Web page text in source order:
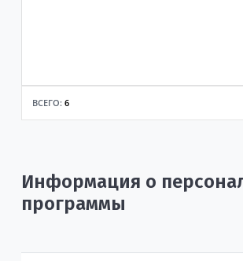
ВСЕГО: 6
Информация о
программы